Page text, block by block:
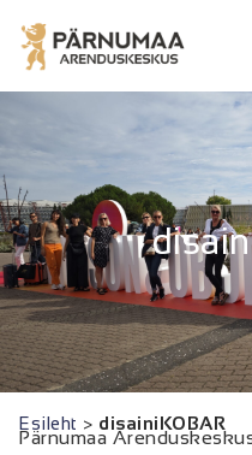
Esileht > disainiKOBAR
Pärnumaa